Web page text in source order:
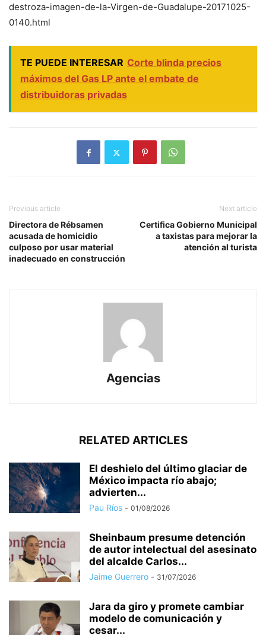
destroza-imagen-de-la-Virgen-de-Guadalupe-20171025-
0140.html
TE PUEDE INTERESAR Corte blinda precios
máximos del Gas LP ante el embate de
distribuidoras privadas
Previous article
Directora de Rébsamen
acusada de homicidio
culposo por usar material
inadecuado en construcción
Next article
Certifica Gobierno Municipal
a taxistas para mejorar la
atención al turista
Agencias
RELATED ARTICLES
El deshielo del último glaciar de
México impacta río abajo;
advierten...
Pau Ríos - 01/08/2026
Sheinbaum presume detención
de autor intelectual del asesinato
del alcalde Carlos...
Jaime Guerrero - 31/07/2026
Jara da giro y promete cambiar
modelo de comunicación y
cesar...